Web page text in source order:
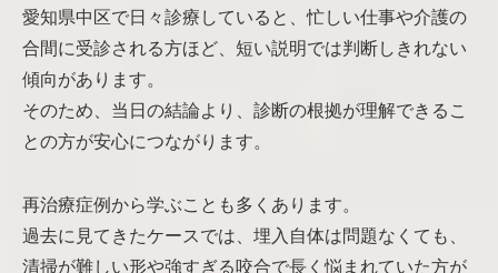
愛知県中区で日々診療していると、忙しい仕事や介護の
合間に受診される方ほど、短い説明では判断しきれない
傾向があります。
そのため、当日の結論より、診断の根拠が理解できるこ
との方が安心につながります。
再治療症例から学ぶことも多くあります。
過去に見てきたケースでは、埋入自体は問題なくても、
清掃が難しい形や強すぎる咬合で長く悩まれていた方が